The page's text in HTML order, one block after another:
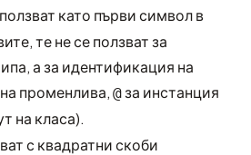
като първи символ в
те не се ползват за
а за идентификация на
променлива, @за инстанция
на класа).
с квадратни скоби